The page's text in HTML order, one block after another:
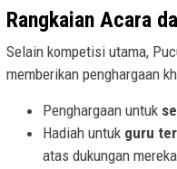
Rangkaian Acara
Selain kompetisi utama,
memberikan penghargaan
Penghargaan untuk
Hadiah untuk guru
atas dukungan